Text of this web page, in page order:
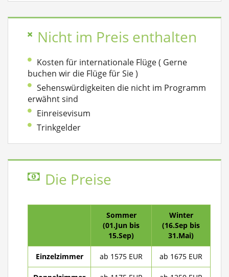
Nicht im Preis enthalten
Kosten für internationale Flüge ( Gerne
buchen wir die Flüge für Sie )
Sehenswürdigkeiten die nicht im Programm
erwähnt sind
Einreisevisum
Trinkgelder
Die Preise
Sommer
(01.Jun bis
15.Sep)
Winter
(16.Sep bis
31.Mai)
Einzelzimmer ab 1575 EUR ab 1675 EUR